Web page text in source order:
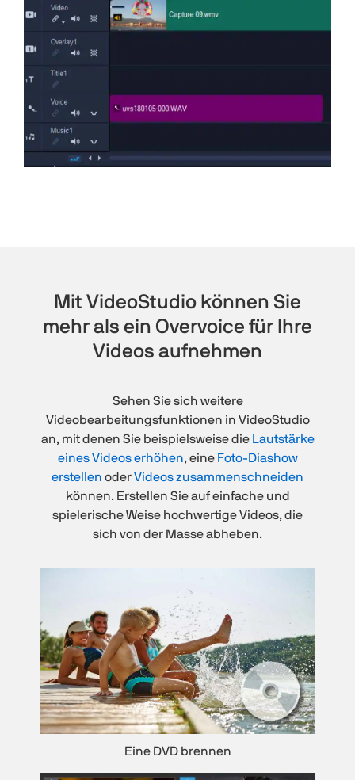
Mit VideoStudio können Sie
mehr als ein Overvoice für Ihre
Videos aufnehmen
Sehen Sie sich weitere
Videobearbeitungsfunktionen in VideoStudio
an, mit denen Sie beispielsweise die Lautstärke
eines Videos erhöhen, eine Foto-Diashow
erstellen oderVideos zusammenschneiden
können. Erstellen Sie auf einfache und
spielerische Weise hochwertige Videos, die
sich von der Masse abheben.
Eine DVD brennen